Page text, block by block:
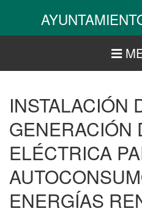
INSTALACIÓN
GENERACIÓN
ELÉCTRICA
ENERGÍAS